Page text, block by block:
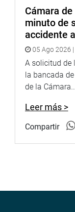
Cámara
minuto de
accidente
05 Ago 2026
A solicitud de
la bancada
de la
Leer más >
Compartir